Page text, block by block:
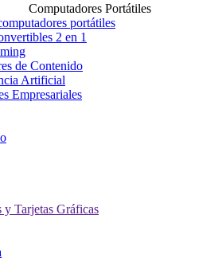
Computadores Portátiles
portátiles
2 en 1
de Contenido
Artificial
Empresariales
y Tarjetas Gráficas